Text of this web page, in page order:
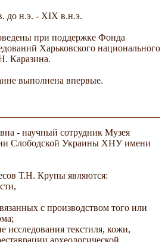
до н.э. - XIX в.н.э.
при поддержке Фонда
Харьковского национального
Каразина.
выполнена впервые.
- научный сотрудник Музея
Слободской Украины ХНУ имени
Т.Н. Крупы являются:
с производством того или
исследования текстиля, кожи,
археологической